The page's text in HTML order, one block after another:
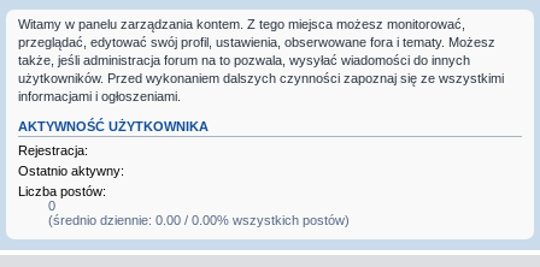
Witamy w panelu zarządzania kontem. Z tego miejsca możesz monitorować,
przeglądać, edytować swój profil, ustawienia, obserwowane fora i tematy. Możesz
także, jeśli administracja forum na to pozwala, wysyłać wiadomości do innych
użytkowników. Przed wykonaniem dalszych czynności zapoznaj się ze wszystkimi
informacjami i ogłoszeniami.
AKTYWNOŚĆ UŻYTKOWNIKA
Rejestracja:
Ostatnio aktywny:
Liczba postów:
0
(średnio dziennie: 0.00 / 0.00% wszystkich postów)